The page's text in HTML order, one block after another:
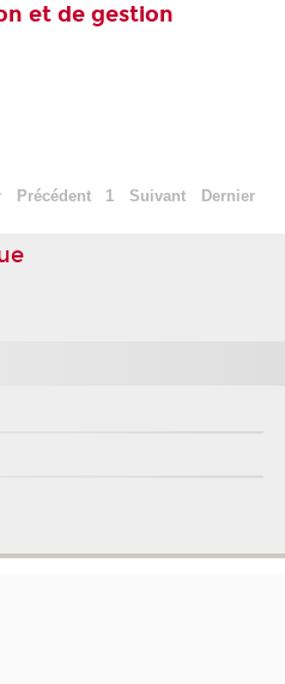
et de gestion
Précédent 1 Suivant Dernier